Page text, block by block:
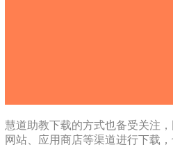
慧道助教下载的方式也备受关注
网站、应用商店等渠道进行下载